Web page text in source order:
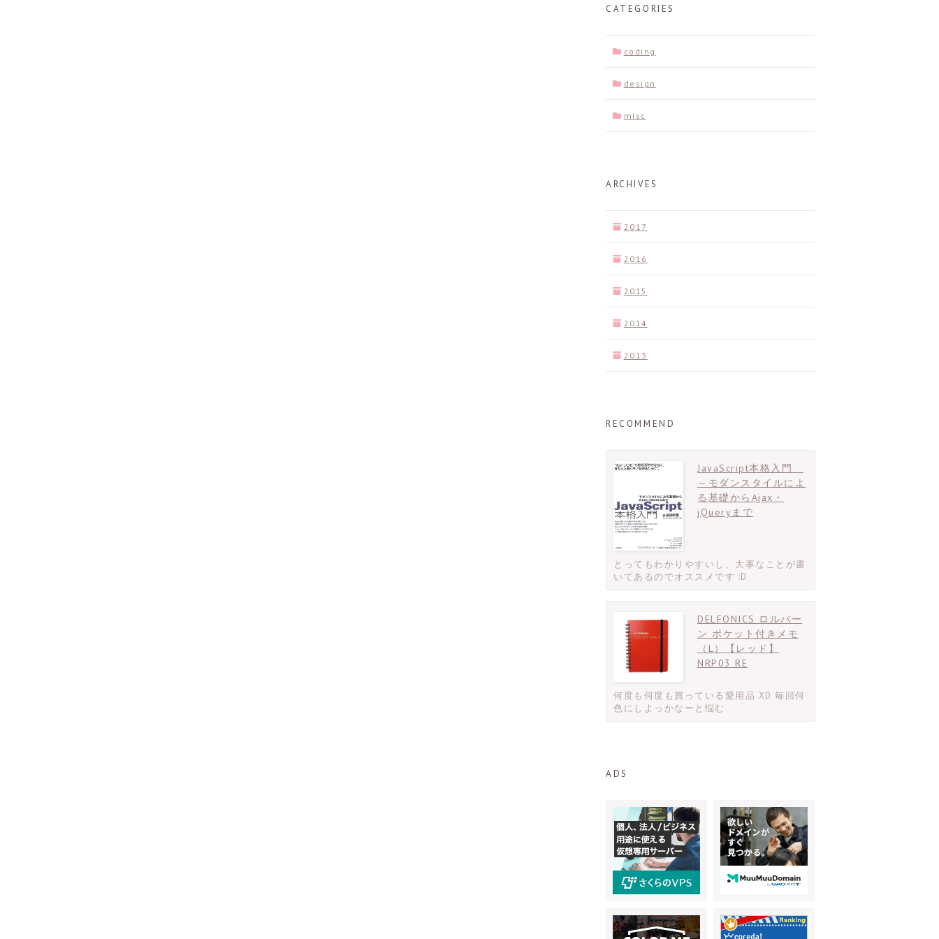
CATEGORIES
coding
design
misc
ARCHIVES
2017
2016
2015
2014
2013
RECOMMEND
JavaScript本格入門
～モダンスタイルによ
る基礎からAjax・
jQueryまで
とってもわかりやすいし、大事なことが書
いてあるのでオススメです :D
DELFONICS ロルバー
ン ポケット付きメモ
（L）【レッド】
NRP03 RE
何度も何度も買っている愛用品 XD 毎回何
色にしよっかなーと悩む
ADS